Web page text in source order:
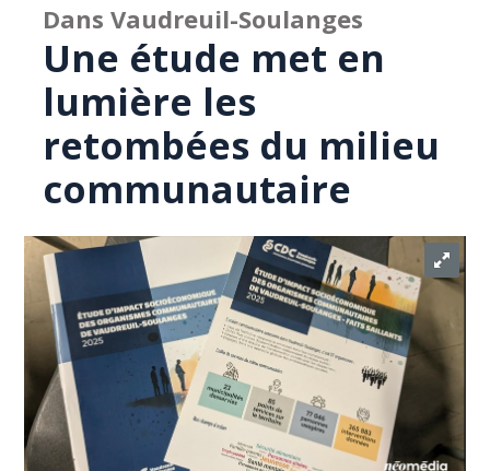
Dans Vaudreuil-Soulanges
Une étude met en
lumière les
retombées du milieu
communautaire